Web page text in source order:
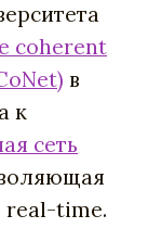
coherent
в
к
сеть
real-time.